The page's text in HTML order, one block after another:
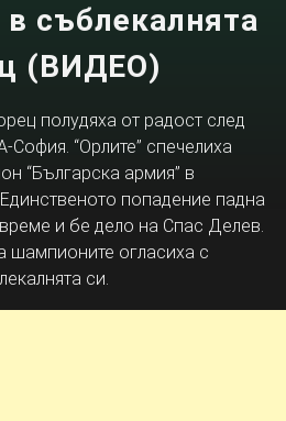
съблекалнята
(ВИДЕО)
полудяха от радост след
“Орлите” спечелиха
“Българска армия” в
попадение падна
и бе дело на Спас Делев.
шампионите огласиха с
си.